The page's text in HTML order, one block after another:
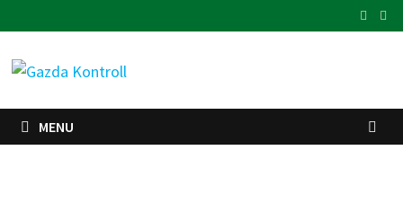
to
content
MENU